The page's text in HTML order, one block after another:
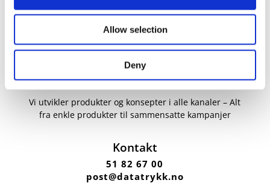
Allow selection
Deny
Vi utvikler produkter og konsepter i alle kanaler – Alt
fra enkle produkter til sammensatte kampanjer
Kontakt
51 82 67 00
post@datatrykk.no